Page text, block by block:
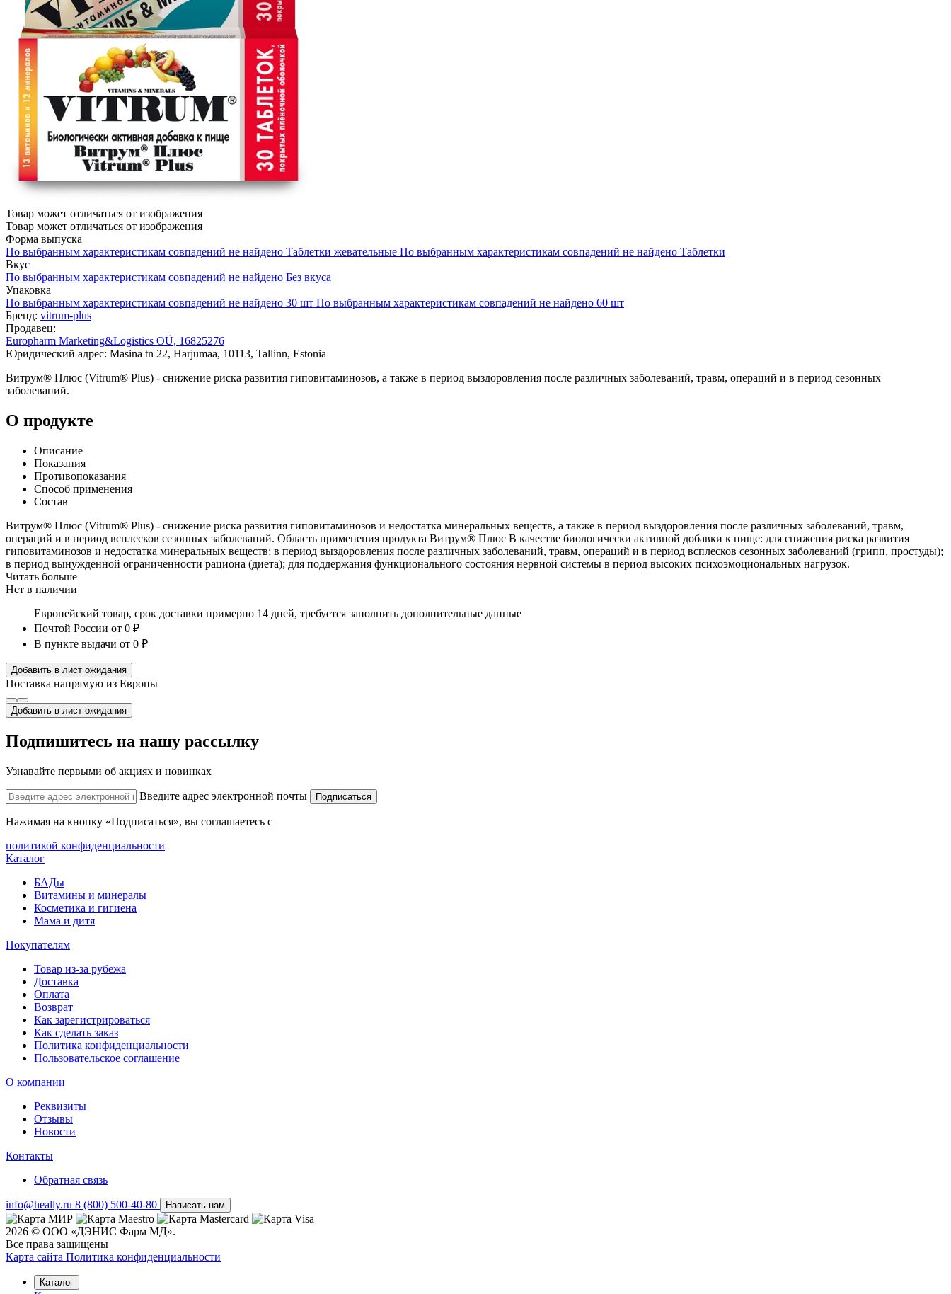
Товар может отличаться от изображения
Товар может отличаться от изображения
Форма выпуска
По выбранным характеристикам совпадений не найдено Таблетки жевательные По выбранным характеристикам совпадений не найдено Таблетки
Вкус
По выбранным характеристикам совпадений не найдено Без вкуса
Упаковка
По выбранным характеристикам совпадений не найдено 30 шт По выбранным характеристикам совпадений не найдено 60 шт
Бренд: vitrum-plus
Продавец:
Europharm Marketing&Logistics OÜ, 16825276
Юридический адрес: Masina tn 22, Harjumaa, 10113, Tallinn, Estonia
Витрум® Плюс (Vitrum® Plus) - снижение риска развития гиповитаминозов, а также в период выздоровления после различных заболеваний, травм, операций и в период сезонных
заболеваний.
О продукте
Описание
Показания
Противопоказания
Способ применения
Состав
Витрум® Плюс (Vitrum® Plus) - снижение риска развития гиповитаминозов и недостатка минеральных веществ, а также в период выздоровления после различных заболеваний, травм,
операций и в период всплесков сезонных заболеваний. Область применения продукта Витрум® Плюс В качестве биологически активной добавки к пище: для снижения риска развития
гиповитаминозов и недостатка минеральных веществ; в период выздоровления после различных заболеваний, травм, операций и в период всплесков сезонных заболеваний (грипп, простуды);
в период вынужденной ограниченности рациона (диета); для поддержания функционального состояния нервной системы в период высоких психоэмоциональных нагрузок.
Читать больше
Нет в наличии
Европейский товар, срок доставки примерно 14 дней, требуется заполнить дополнительные данные
Почтой России от 0 ₽
В пункте выдачи от 0 ₽
Добавить в лист ожидания
Поставка напрямую из Европы
Добавить в лист ожидания
Подпишитесь на нашу рассылку
Узнавайте первыми об акциях и новинках
Введите адрес электронной почты Подписаться
Нажимая на кнопку «Подписаться», вы соглашаетесь с
политикой конфиденциальности
Каталог
БАДы
Витамины и минералы
Косметика и гигиена
Мама и дитя
Покупателям
Товар из-за рубежа
Доставка
Оплата
Возврат
Как зарегистрироваться
Как сделать заказ
Политика конфиденциальности
Пользовательское соглашение
О компании
Реквизиты
Отзывы
Новости
Контакты
Обратная связь
info@heally.ru 8 (800) 500-40-80 Написать нам
2026 © ООО «ДЭНИС Фарм МД».
Все права защищены
Карта сайта Политика конфиден­циальности
Каталог